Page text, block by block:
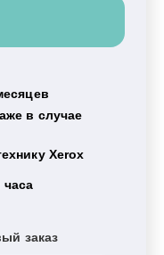
в случае
Xerox
часа
заказ